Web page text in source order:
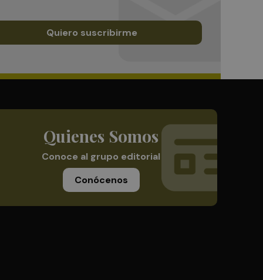
Quiero suscribirme
Quienes Somos
Conoce al grupo editorial
Conócenos